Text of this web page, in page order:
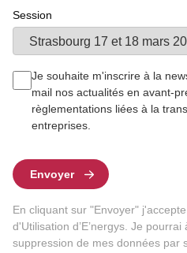
Session
Je souhaite m'inscrire à la
mail nos actualités en avant-
règlementations liées à la
entreprises.
Envoyer
En cliquant sur "Envoyer"
d'Utilisation d’E’nergys. Je
suppression de mes données par